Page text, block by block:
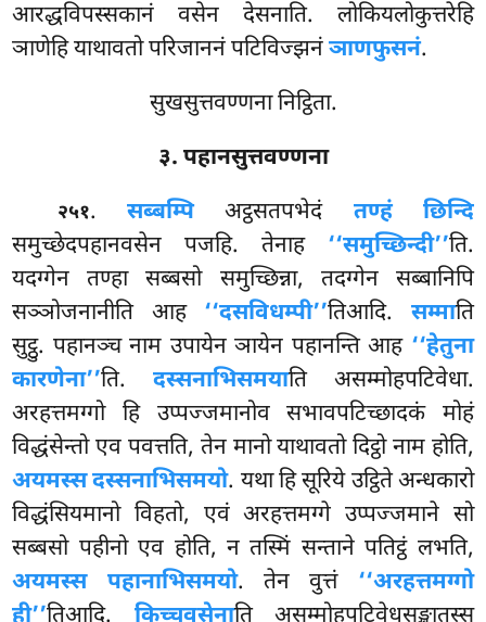
आरद्धविपस्सकानं वसेन देसनाति. लोकियलोकुत्तरेहि
ञाणेहि याथावतो परिजाननं पटिविज्झनंञाणफुसनं.
सुखसुत्तवण्णना निट्ठिता.
३. पहानसुत्तवण्णना
२५१.सब्बम्पिअट्ठसतपभेदं तण्हं छिन्दि
समुच्छेदपहानवसेन पजहि. तेनाह ‘‘समुच्छिन्दी’’ति.
यदग्गेन तण्हा सब्बसो समुच्छिन्ना, तदग्गेन सब्बानिपि
सञ्ञोजनानीति आह ‘‘दसविधम्पी’’तिआदि. सम्माति
सुट्ठु. पहानञ्च नाम उपायेन ञायेन पहानन्ति आह ‘‘हेतुना
कारणेना’’ति. दस्सनाभिसमयाति असम्मोहपटिवेधा.
अरहत्तमग्गो हि उप्पज्जमानोव सभावपटिच्छादकं मोहं
विद्धंसेन्तो एव पवत्तति, तेन मानो याथावतो दिट्ठो नाम होति,
अयमस्स दस्सनाभिसमयो. यथा हि सूरिये उट्ठिते अन्धकारो
विद्धंसियमानो विहतो, एवं अरहत्तमग्गे उप्पज्जमाने सो
सब्बसो पहीनो एव होति, न तस्मिं सन्ताने पतिट्ठं लभति,
अयमस्स पहानाभिसमयो. तेन वुत्तं ‘‘अरहत्तमग्गो